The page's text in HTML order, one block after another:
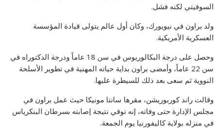
السوفيتي لكنه فشل.
ولد براون في نيويورك، وكان أول عالم يتولى قيادة المؤسسة
العسكرية الأمريكية.
وحصل على درجة البكالوريوس في سن 18 عاماً ودرجة الدكتوراه في
سن 22 عاماً، وأمضى براون بداية حياته المهنية في تطوير الأسلحة
النووية ثم سعى بعد ذلك للسيطرة عليها.
وقالت راند كوربوريشن، مقرها سانتا مونيكا حيث عمل براون في
مجلس الإدارة حتى وفاته، إنه توفي نتيجة إصابته بسرطان البنكرياس
في منزله بولاية كاليفورنيا يوم الجمعة.